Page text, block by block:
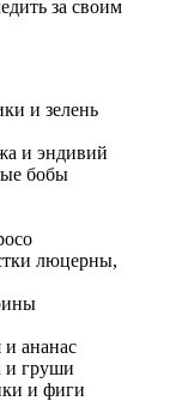
за своим
и зелень
и эндивий
бобы
люцерны,
ананас
и груши
и фиги